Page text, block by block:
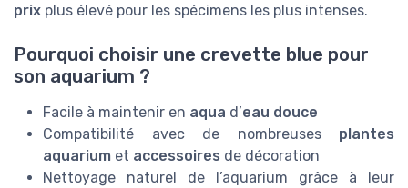
prix plus élevé pour les spécimens les plus intenses.
Pourquoi choisir une crevette blue pour
son aquarium ?
Facile à maintenir en aqua d’eau douce
Compatibilité avec de nombreuses plantes
aquarium et accessoires de décoration
Nettoyage naturel de l’aquarium grâce à leur